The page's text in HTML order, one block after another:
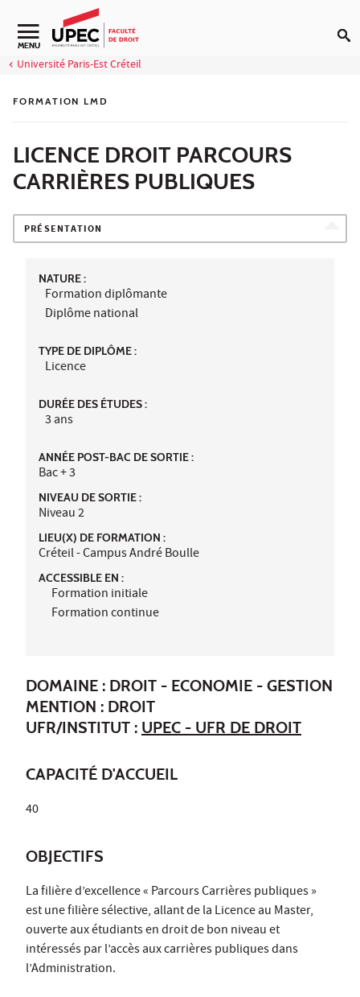
Aller au contenu
Navigation secondaire
MENU
Université Paris-Est Créteil
FORMATION LMD
LICENCE DROIT PARCOURS
CARRIÈRES PUBLIQUES
PRÉSENTATION
NATURE :
Formation diplômante
Diplôme national
TYPE DE DIPLÔME :
Licence
DURÉE DES ÉTUDES :
3 ans
ANNÉE POST-BAC DE SORTIE :
Bac + 3
NIVEAU DE SORTIE :
Niveau 2
LIEU(X) DE FORMATION :
Créteil - Campus André Boulle
ACCESSIBLE EN :
Formation initiale
Formation continue
DOMAINE : DROIT - ECONOMIE - GESTION
MENTION : DROIT
UFR/INSTITUT : UPEC - UFR DE DROIT
CAPACITÉ D'ACCUEIL
40
OBJECTIFS
La filière d’excellence « Parcours Carrières publiques »
est une filière sélective, allant de la Licence au Master,
ouverte aux étudiants en droit de bon niveau et
intéressés par l’accès aux carrières publiques dans
l’Administration.